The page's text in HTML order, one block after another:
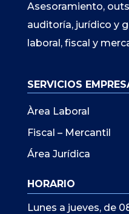
Asesoramiento,
auditoría, jurídico y
laboral, fiscal y
SERVICIOS
Àrea Laboral
Fiscal – Mercantil
Área Jurídica
HORARIO
Lunes a jueves, de